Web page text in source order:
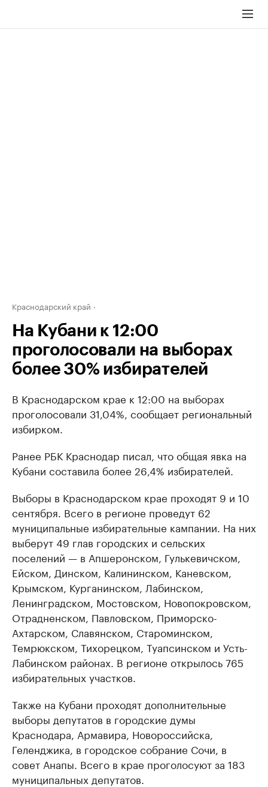
Краснодарский край
На Кубани к 12:00
проголосовали на выборах
более 30% избирателей
В Краснодарском крае к 12:00 на выборах
проголосовали 31,04%, сообщает региональный
избирком.
Ранее РБК Краснодар писал, что общая явка на
Кубани составила более 26,4% избирателей.
Выборы в Краснодарском крае проходят 9 и 10
сентября. Всего в регионе проведут 62
муниципальные избирательные кампании. На них
выберут 49 глав городских и сельских
поселений — в Апшеронском, Гулькевичском,
Ейском, Динском, Калининском, Каневском,
Крымском, Курганинском, Лабинском,
Ленинградском, Мостовском, Новопокровском,
Отрадненском, Павловском, Приморско-
Ахтарском, Славянском, Староминском,
Темрюкском, Тихорецком, Туапсинском и Усть-
Лабинском районах. В регионе открылось 765
избирательных участков.
Также на Кубани проходят дополнительные
выборы депутатов в городские думы
Краснодара, Армавира, Новороссийска,
Геленджика, в городское собрание Сочи, в
совет Анапы. Всего в крае проголосуют за 183
муниципальных депутатов.